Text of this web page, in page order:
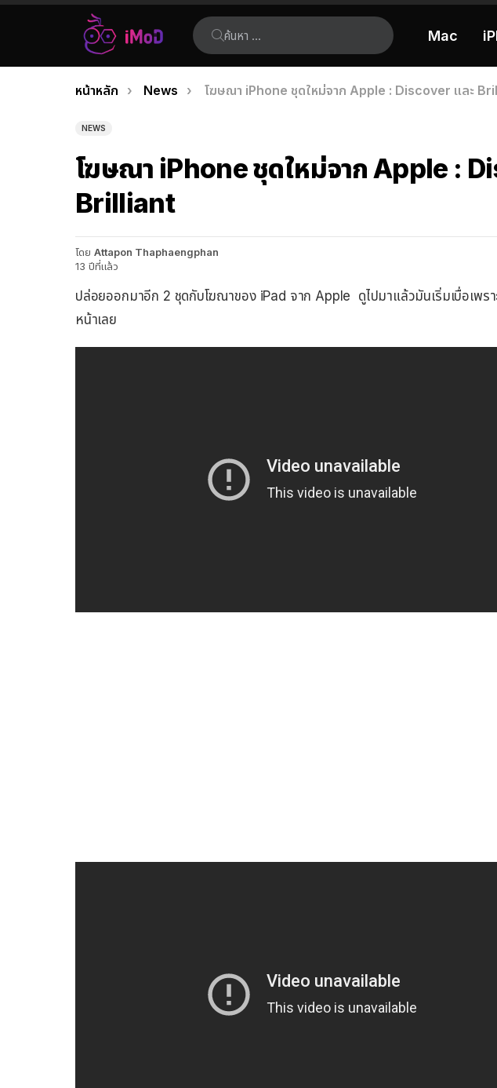
ค้นหา:
Mac
เรื่อง
ล่าสุด
คุณอยู่ที่นี่:
หน้าหลัก News โฆษณา iPhone ชุดใหม่จาก Apple : Discover และ
NEWS
โฆษณา iPhone ชุดใหม่จาก Apple :
Brilliant
โดย Attapon Thaphaengphan
13 ปีที่แล้ว
ปล่อยออกมาอีก 2 ชุดกับโฆณาของ iPad จาก Apple ดูไปมาแล้วมันเริ่มเบื่อเพร
หน้าเลย